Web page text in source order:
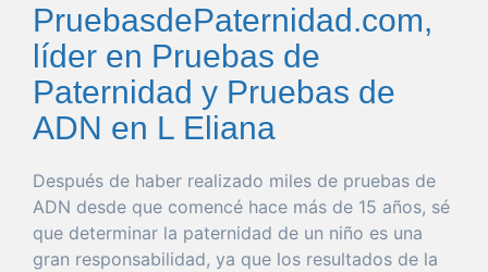
PruebasdePaternidad.com,
líder en Pruebas de
Paternidad y Pruebas de
ADN en L Eliana
Después de haber realizado miles de pruebas de
ADN desde que comencé hace más de 15 años, sé
que determinar la paternidad de un niño es una
gran responsabilidad, ya que los resultados de la